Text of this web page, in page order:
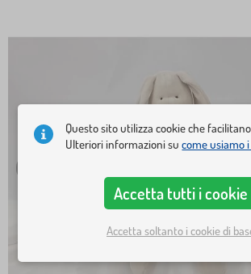
Questo sito utilizza cookie che
Ulteriori informazioni sucome usiamo
Accetta tutti i cookie
Accetta soltanto i cookie di